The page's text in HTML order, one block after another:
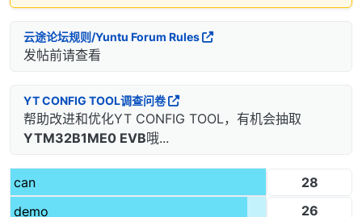
云途论坛规则/Yuntu Forum Rules
发帖前请查看
YT CONFIG TOOL调查问卷
帮助改进和优化YT CONFIG TOOL，有机会抽取
YTM32B1ME0 EVB哦...
can
28
demo
26